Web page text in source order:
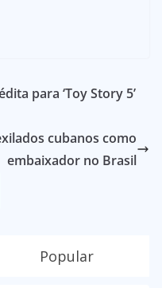
para ‘Toy Story 5’
cubanos como
embaixador no Brasil
Popular